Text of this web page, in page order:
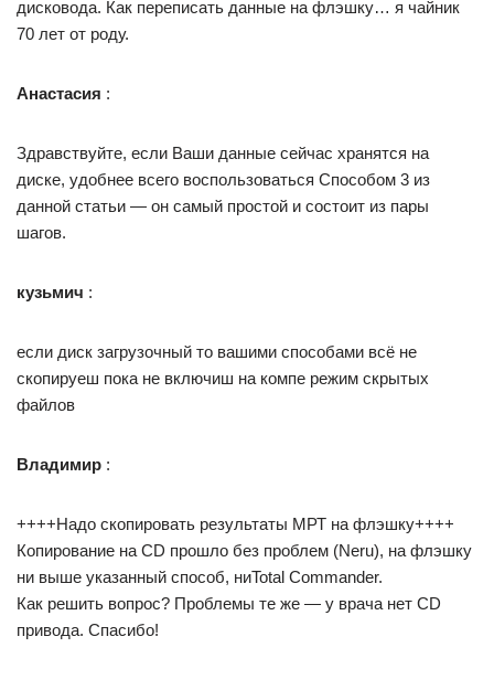
дисковода. Как переписать данные на флэшку… я чайник
70 лет от роду.
Анастасия :
Здравствуйте, если Ваши данные сейчас хранятся на
диске, удобнее всего воспользоваться Способом 3 из
данной статьи — он самый простой и состоит из пары
шагов.
кузьмич :
если диск загрузочный то вашими способами всё не
скопируеш пока не включиш на компе режим скрытых
файлов
Владимир :
++++Надо скопировать результаты МРТ на флэшку++++
Копирование на CD прошло без проблем (Neru), на флэшку
ни выше указанный способ, ниTotal Commander.
Как решить вопрос? Проблемы те же — у врача нет CD
привода. Спасибо!